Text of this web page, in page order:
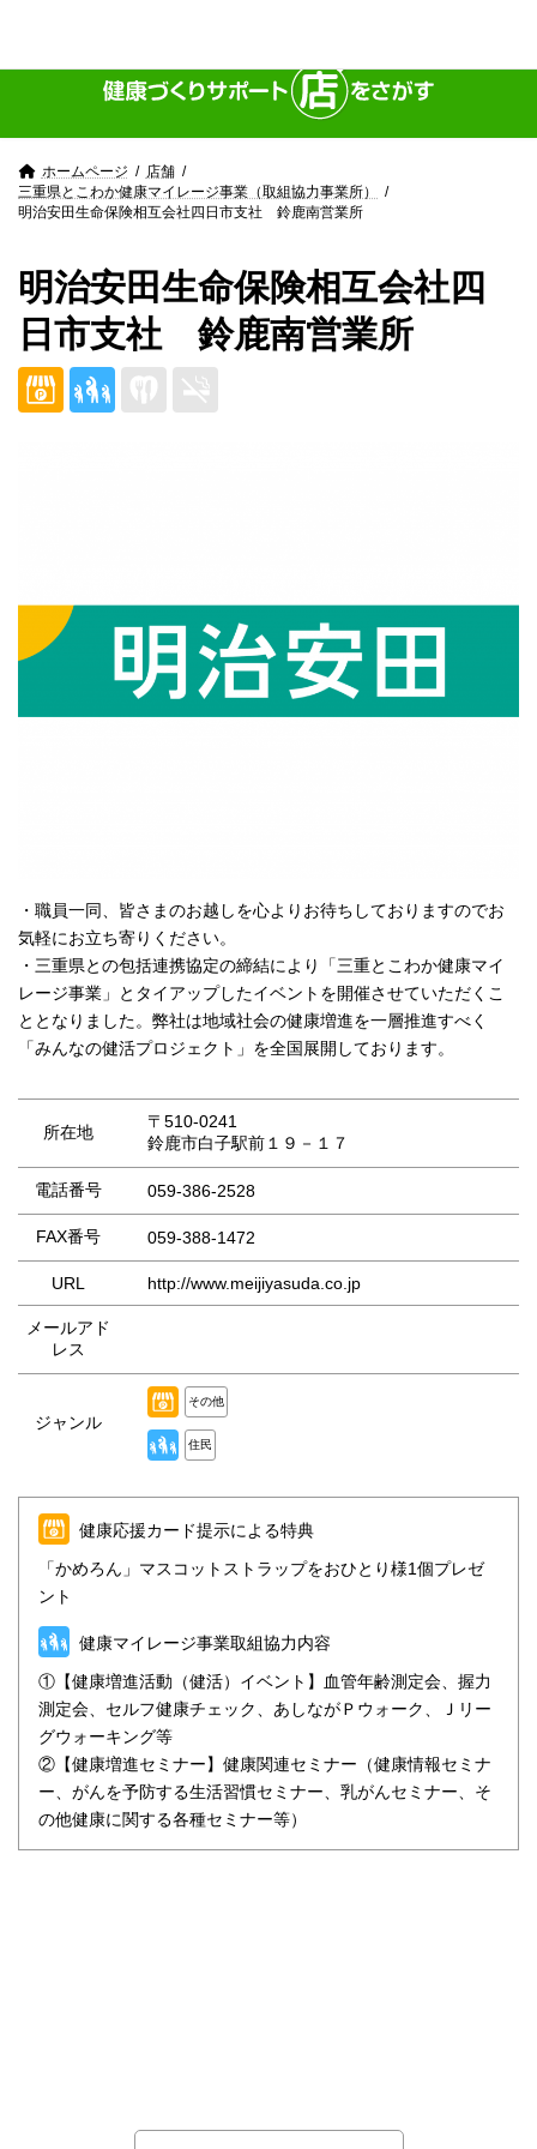
content
Navigation
ホームページ
店舗
三重県とこわか健康マイレージ事業（取組協力事業所）
明治安田生命保険相互会社四日市支社 鈴鹿南営業所
明治安田生命保険相互会社四
日市支社 鈴鹿南営業所
・職員一同、皆さまのお越しを心よりお待ちしておりますのでお
気軽にお立ち寄りください。
・三重県との包括連携協定の締結により「三重とこわか健康マイ
レージ事業」とタイアップしたイベントを開催させていただくこ
ととなりました。弊社は地域社会の健康増進を一層推進すべく
「みんなの健活プロジェクト」を全国展開しております。
所在地
〒510-0241
鈴鹿市白子駅前１９－１７
電話番号 059-386-2528
FAX番号 059-388-1472
URL http://www.meijiyasuda.co.jp
メールアド
レス
ジャンル
その他
住民
健康応援カード提示による特典
「かめろん」マスコットストラップをおひとり様1個プレゼ
ント
健康マイレージ事業取組協力内容
①【健康増進活動（健活）イベント】血管年齢測定会、握力
測定会、セルフ健康チェック、あしながＰウォーク、Ｊリー
グウォーキング等
②【健康増進セミナー】健康関連セミナー（健康情報セミナ
ー、がんを予防する生活習慣セミナー、乳がんセミナー、そ
の他健康に関する各種セミナー等）